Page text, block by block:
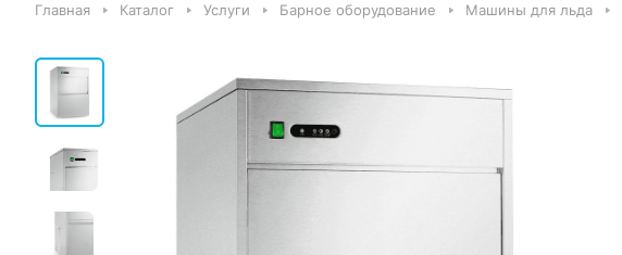
Главная Каталог Услуги Барное оборудование Машины для льда